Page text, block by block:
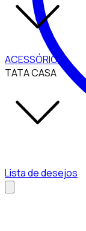
ACESSÓRIOS
TATA CASA
Lista de desejos